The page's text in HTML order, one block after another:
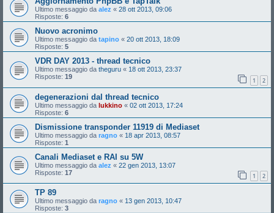
Ultimo messaggio da alez « 28 ott 2013, 09:06
Risposte: 6
Nuovo acronimo
Ultimo messaggio da tapino « 20 ott 2013, 18:09
Risposte: 5
VDR DAY 2013 - thread tecnico
Ultimo messaggio da theguru « 18 ott 2013, 23:37
Risposte: 19 1 2
degenerazioni dal thread tecnico
Ultimo messaggio da lukkino « 02 ott 2013, 17:24
Risposte: 6
Dismissione transponder 11919 di Mediaset
Ultimo messaggio da ragno « 18 apr 2013, 08:57
Risposte: 1
Canali Mediaset e RAI su 5W
Ultimo messaggio da alez « 22 gen 2013, 13:07
Risposte: 17 1 2
TP 89
Ultimo messaggio da ragno « 13 gen 2013, 10:47
Risposte: 3